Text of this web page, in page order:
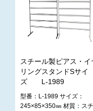
スチール製ピアス・イ
リングスタンドSサイ
ズ L-1989
型番：L-1989 サイズ：
245×85×350㎜ 材質：ス